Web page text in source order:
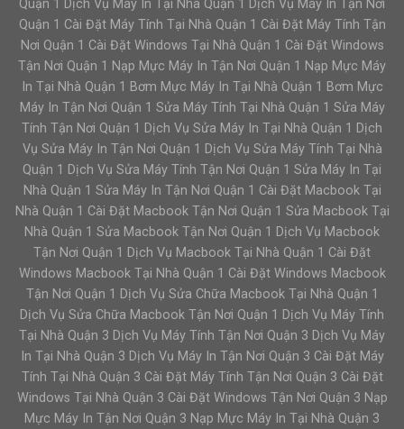
Quận 1 Dịch Vụ Máy In Tại Nhà Quận 1 Dịch Vụ Máy In Tận Nơi
Quận 1 Cài Đặt Máy Tính Tại Nhà Quận 1 Cài Đặt Máy Tính Tận
Nơi Quận 1 Cài Đặt Windows Tại Nhà Quận 1 Cài Đặt Windows
Tận Nơi Quận 1 Nạp Mực Máy In Tận Nơi Quận 1 Nạp Mực Máy
In Tại Nhà Quận 1 Bơm Mực Máy In Tại Nhà Quận 1 Bơm Mực
Máy In Tận Nơi Quận 1 Sửa Máy Tính Tại Nhà Quận 1 Sửa Máy
Tính Tận Nơi Quận 1 Dịch Vụ Sửa Máy In Tại Nhà Quận 1 Dịch
Vụ Sửa Máy In Tận Nơi Quận 1 Dịch Vụ Sửa Máy Tính Tại Nhà
Quận 1 Dịch Vụ Sửa Máy Tính Tận Nơi Quận 1 Sửa Máy In Tại
Nhà Quận 1 Sửa Máy In Tận Nơi Quận 1 Cài Đặt Macbook Tại
Nhà Quận 1 Cài Đặt Macbook Tận Nơi Quận 1 Sửa Macbook Tại
Nhà Quận 1 Sửa Macbook Tận Nơi Quận 1 Dịch Vụ Macbook
Tận Nơi Quận 1 Dịch Vụ Macbook Tại Nhà Quận 1 Cài Đặt
Windows Macbook Tại Nhà Quận 1 Cài Đặt Windows Macbook
Tận Nơi Quận 1 Dịch Vụ Sửa Chữa Macbook Tại Nhà Quận 1
Dịch Vụ Sửa Chữa Macbook Tận Nơi Quận 1 Dịch Vụ Máy Tính
Tại Nhà Quận 3 Dịch Vụ Máy Tính Tận Nơi Quận 3 Dịch Vụ Máy
In Tại Nhà Quận 3 Dịch Vụ Máy In Tận Nơi Quận 3 Cài Đặt Máy
Tính Tại Nhà Quận 3 Cài Đặt Máy Tính Tận Nơi Quận 3 Cài Đặt
Windows Tại Nhà Quận 3 Cài Đặt Windows Tận Nơi Quận 3 Nạp
Mực Máy In Tận Nơi Quận 3 Nạp Mực Máy In Tại Nhà Quận 3